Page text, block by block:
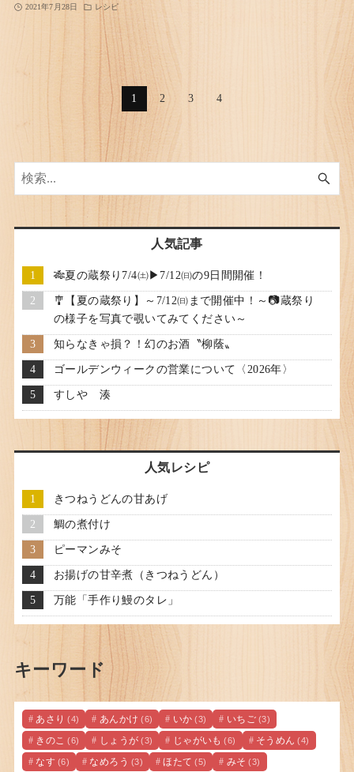
2021年7月28日 レシピ
1 2 3 4
人気記事
🎋夏の蔵祭り7/4㈯▶7/12㈰の9日間開催！
🎐【夏の蔵祭り】～7/12㈰まで開催中！～📷蔵祭り
の様子を写真で覗いてみてください～
知らなきゃ損？！幻のお酒〝柳蔭〟
ゴールデンウィークの営業について〈2026年〉
すしや 湊
人気レシピ
きつねうどんの甘あげ
鯛の煮付け
ピーマンみそ
お揚げの甘辛煮（きつねうどん）
万能「手作り鰻のタレ」
キーワード
あさり (4) あんかけ (6) いか (3) いちご (3)
きのこ (6) しょうが (3) じゃがいも (6) そうめん (4)
なす (6) なめろう (3) ほたて (5) みそ (3)